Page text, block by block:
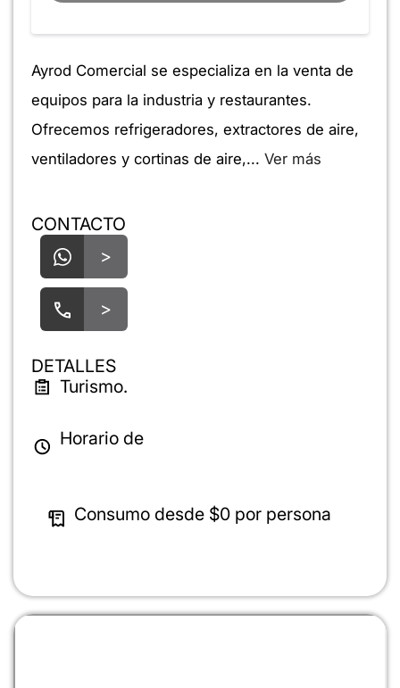
Ayrod Comercial se especializa en la venta de
equipos para la industria y restaurantes.
Ofrecemos refrigeradores, extractores de aire,
ventiladores y cortinas de aire,... Ver más
CONTACTO
>
>
DETALLES
Turismo.
Horario de
Consumo desde $0 por persona